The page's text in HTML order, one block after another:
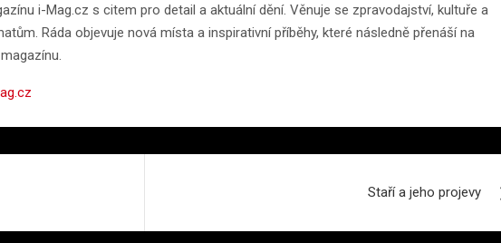
i-Mag.cz s citem pro detail a aktuální dění. Věnuje se zpravodajství, kultuře a
Ráda objevuje nová místa a inspirativní příběhy, které následně přenáší na
Staří a jeho projevy